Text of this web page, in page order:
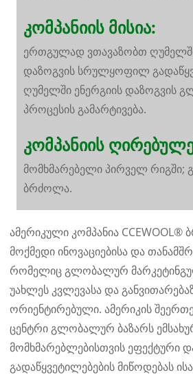
კომპანიის მისია:
ერთგულად ვთავაზობთ
დაზოგვის სრულყოფილ
ღუმელში ენერგიის დაზოგვის
პროცესის გამარტივება.
კომპანიის
მომხმარებელი პირველ რიგში;
ბრძოლა.
ამერიკული კომპანია CCEWOOL®
მოქმედი ინოვაციებისა და
რომელიც გლობალურ
უახლეს კვლევასა და
ორიენტირებული. ამერიკის
ცენტრი გლობალურ ბაზარს
მომხმარებლებისთვის ეფექტური
გადაწყვეტილებების მიწოდებას